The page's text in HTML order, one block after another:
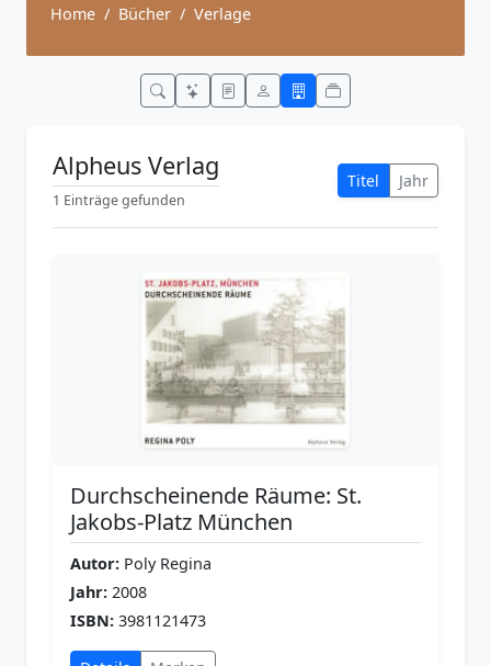
Home Bücher Verlage
Alpheus Verlag
1 Einträge gefunden
Titel Jahr
Durchscheinende Räume: St.
Jakobs-Platz München
Autor: Poly Regina
Jahr: 2008
ISBN: 3981121473